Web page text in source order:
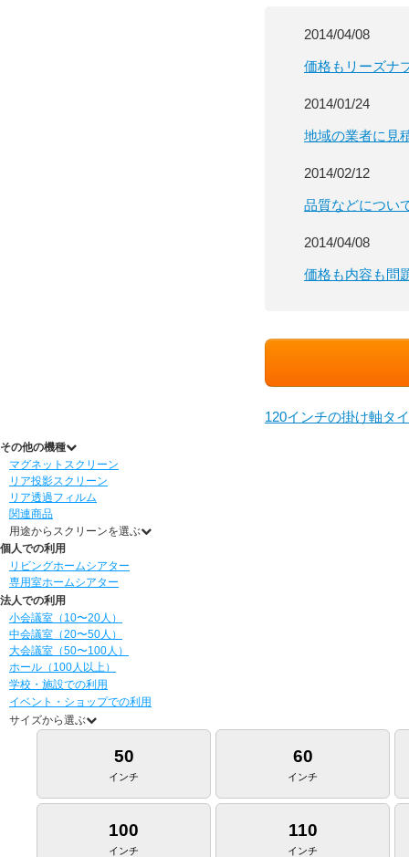
2014/04/08
価格もリーズナ
2014/01/24
地域の業者に見
2014/02/12
品質などについ
2014/04/08
価格も内容も問
120インチの掛け軸タ
その他の機種
マグネットスクリーン
リア投影スクリーン
リア透過フィルム
関連商品
用途からスクリーンを選ぶ
個人での利用
リビングホームシアター
専用室ホームシアター
法人での利用
小会議室（10〜20人）
中会議室（20〜50人）
大会議室（50〜100人）
ホール（100人以上）
学校・施設での利用
イベント・ショップでの利用
サイズから選ぶ
50
インチ
60
インチ
100
インチ
110
インチ